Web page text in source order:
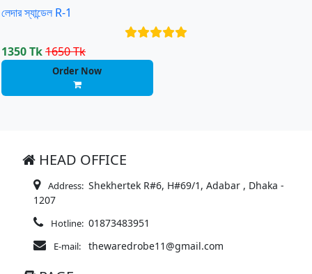
লেদার স্যান্ডেল R-1
1350 Tk1650 Tk
Order Now
HEAD OFFICE
Address: Shekhertek R#6, H#69/1, Adabar , Dhaka -
1207
Hotline: 01873483951
E-mail: thewaredrobe11@gmail.com